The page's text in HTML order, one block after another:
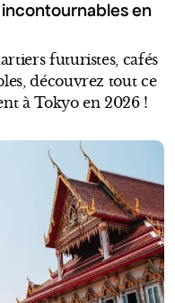
incontournables en
futuristes, cafés
découvrez tout ce
à Tokyo en 2026 !